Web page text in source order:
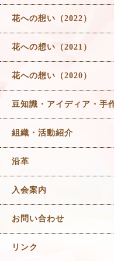
花への想い（2022）
花への想い（2021）
花への想い（2020）
豆知識・アイディア・手
組織・活動紹介
沿革
入会案内
お問い合わせ
リンク